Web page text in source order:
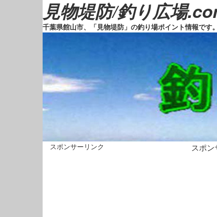
見物堤防/釣り広場
千葉県館山市、「見物堤防」の釣り場ポイント情報です
スポ
スポンサーリンク